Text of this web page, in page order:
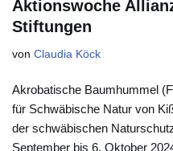
Aktionswoche
Stiftungen
von Claudia Köck
Akrobatische Baumhummel
für Schwäbische Natur von
der schwäbischen
September bis 6. Oktober